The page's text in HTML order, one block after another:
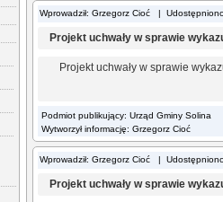
Wprowadził: Grzegorz Cioć |
Projekt uchwały w sprawie
Projekt uchwały w sprawie
Podmiot publikujący: Urząd Gminy Solina
Wytworzył informację: Grzegorz Cioć
Wprowadził: Grzegorz Cioć |
Projekt uchwały w sprawie